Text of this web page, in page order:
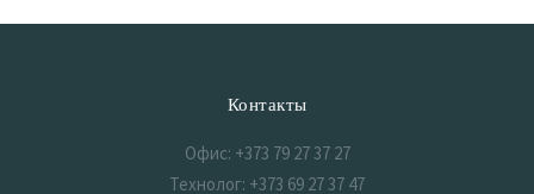
Контакты
Офис: +373 79 27 37 27
Технолог: +373 69 27 37 47